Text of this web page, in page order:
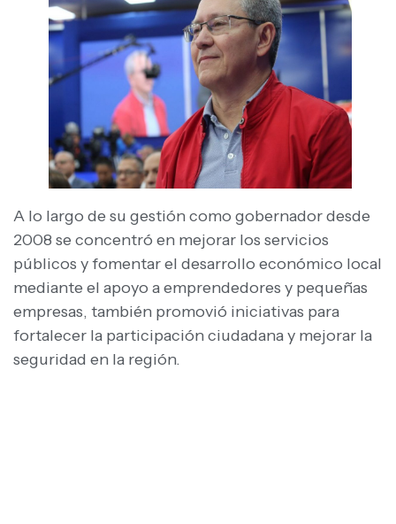
A lo largo de su gestión como gobernador desde
2008 se concentró en mejorar los servicios
públicos y fomentar el desarrollo económico local
mediante el apoyo a emprendedores y pequeñas
empresas, también promovió iniciativas para
fortalecer la participación ciudadana y mejorar la
seguridad en la región.